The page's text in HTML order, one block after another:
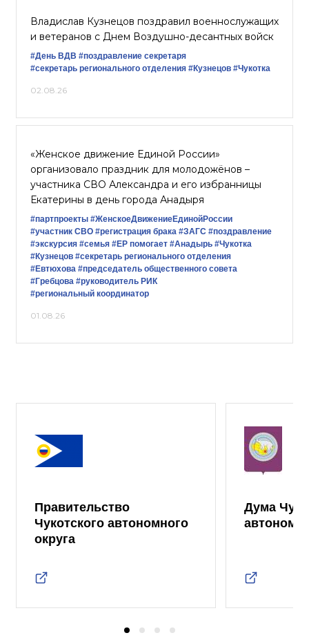
Владислав Кузнецов поздравил военнослужащих
и ветеранов с Днем Воздушно-десантных войск
#День ВДВ #поздравление секретаря
#секретарь регионального отделения #Кузнецов #Чукотка
02.08.26
«Женское движение Единой России»
организовало праздник для молодожёнов –
участника СВО Александра и его избранницы
Екатерины в день города Анадыря
#партпроекты #ЖенскоеДвижениеЕдинойРоссии
#участник СВО #регистрация брака #ЗАГС #поздравление
#экскурсия #семья #ЕР помогает #Анадырь #Чукотка
#Кузнецов #секретарь регионального отделения
#Евтюхова #председатель общественного совета
#Гребцова #руководитель РИК
#региональный координатор
01.08.26
Правительство
Чукотского автономного
округа
Дума